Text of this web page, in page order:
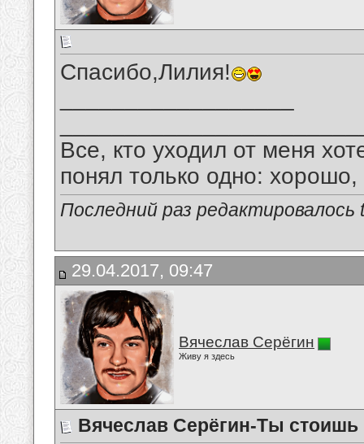
Спасибо,Лилия!
Все, кто уходил от меня
понял только одно:
Последний раз
29.04.2017, 09:47
Вячеслав Серёгин
Живу я здесь
Вячеслав Серёгин-Ты стоишь